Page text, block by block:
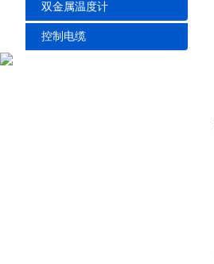
双金属温度计
控制电缆